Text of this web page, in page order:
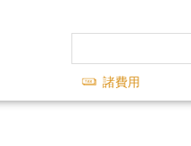
諸費用